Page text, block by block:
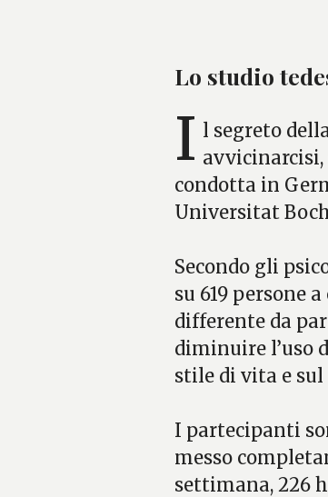
Lo studio
I l segreto
avvicinarcisi,
condotta in
Universitat
Secondo gli
su 619 persone
differente da
diminuire l’uso
stile di vita e sul
I partecipanti
messo
settimana, 226